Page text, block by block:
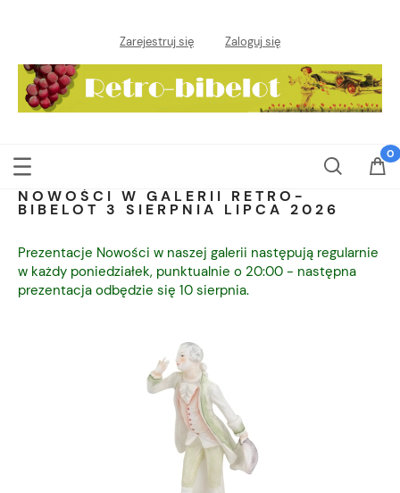
Zarejestruj się Zaloguj się
NOWOŚCI W GALERII RETRO-
BIBELOT 3 SIERPNIA LIPCA 2026
Prezentacje Nowości w naszej galerii następują regularnie
w każdy poniedziałek, punktualnie o 20:00 - następna
prezentacja odbędzie się 10 sierpnia.